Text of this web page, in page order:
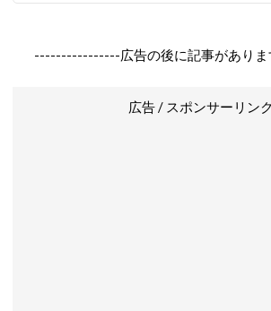
----------------広告の後に記事があり
広告 / スポンサーリンク